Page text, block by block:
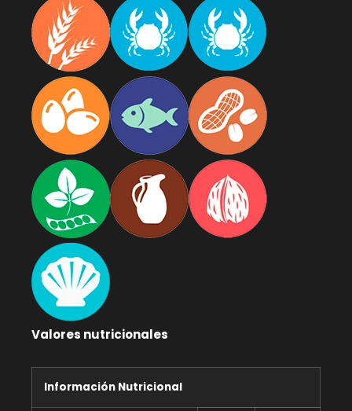
Valores nutricionales
Información Nutricional